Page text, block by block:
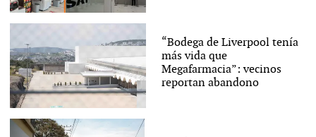
“Bodega de Liverpool tenía
más vida que
Megafarmacia”: vecinos
reportan abandono